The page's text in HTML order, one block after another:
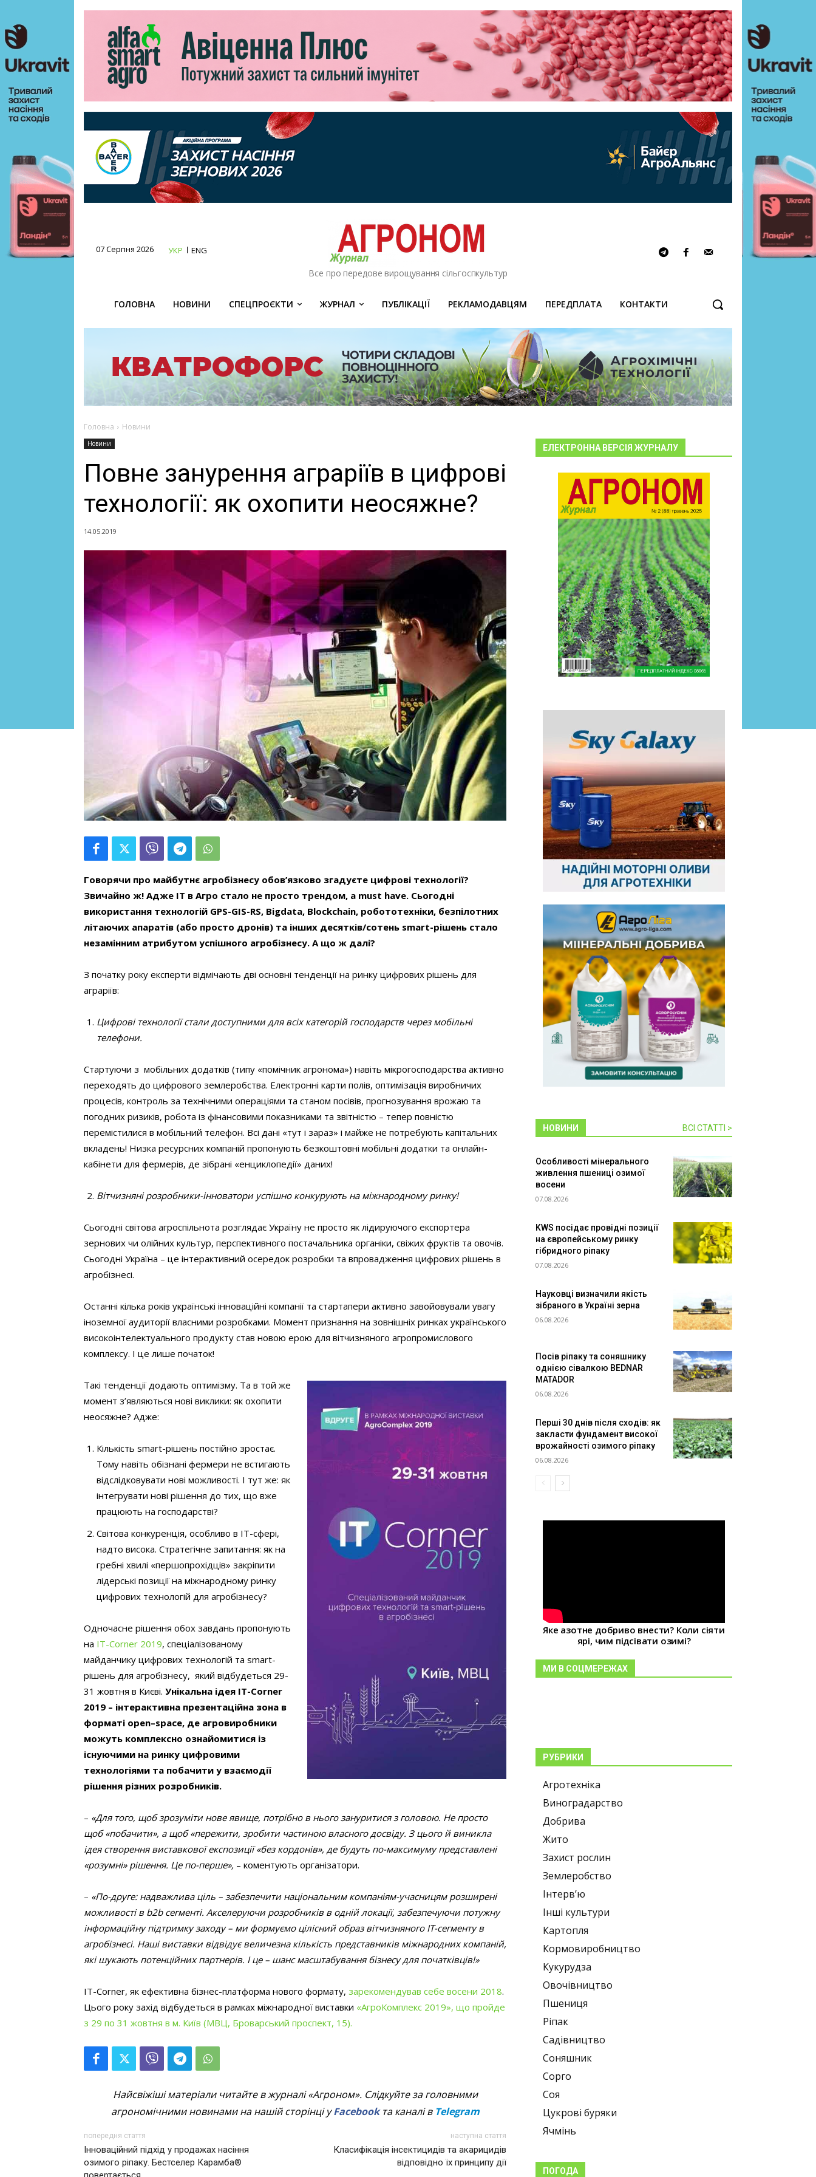
07 Серпня 2026 УКР ENG
Все про передове вирощування сільгоспкультур
ГОЛОВНА НОВИНИ СПЕЦПРОЄКТИ ЖУРНАЛ ПУБЛІКАЦІЇ РЕКЛАМОДАВЦЯМ ПЕРЕДПЛАТА КОНТАКТИ
Головна Новини
Новини
Повне занурення аграріїв в цифрові
технології: як охопити неосяжне?
14.05.2019
Говорячи про майбутнє агробізнесу обов’язково згадуєте цифрові технології?
Звичайно ж! Адже ІТ в Агро стало не просто трендом, а must have. Сьогодні
використання технологій GPS-GIS-RS, Bigdata, Blockchain, робототехніки, безпілотних
літаючих апаратів (або просто дронів) та інших десятків/сотень smart-рішень стало
незамінним атрибутом успішного агробізнесу. А що ж далі?
З початку року експерти відмічають дві основні тенденції на ринку цифрових рішень для
аграріїв:
Цифрові технології стали доступними для всіх категорій господарств через мобільні
телефони.
Стартуючи з мобільних додатків (типу «помічник агронома») навіть мікрогосподарства активно
переходять до цифрового землеробства. Електронні карти полів, оптимізація виробничих
процесів, контроль за технічними операціями та станом посівів, прогнозування врожаю та
погодних ризиків, робота із фінансовими показниками та звітністю – тепер повністю
перемістилися в мобільний телефон. Всі дані «тут і зараз» і майже не потребують капітальних
вкладень! Низка ресурсних компаній пропонують безкоштовні мобільні додатки та онлайн-
кабінети для фермерів, де зібрані «енциклопедії» даних!
Вітчизняні розробники-інноватори успішно конкурують на міжнародному ринку!
Сьогодні світова агроспільнота розглядає Україну не просто як лідируючого експортера
зернових чи олійних культур, перспективного постачальника органіки, свіжих фруктів та овочів.
Сьогодні Україна – це інтерактивний осередок розробки та впровадження цифрових рішень в
агробізнесі.
Останні кілька років українські інноваційні компанії та стартапери активно завойовували увагу
іноземної аудиторії власними розробками. Момент признання на зовнішніх ринках українського
високоінтелектуального продукту став новою ерою для вітчизняного агропромислового
комплексу. І це лише початок!
Такі тенденції додають оптимізму. Та в той же
момент з’являються нові виклики: як охопити
неосяжне? Адже:
Кількість smart-рішень постійно зростає.
Тому навіть обізнані фермери не встигають
відслідковувати нові можливості. І тут же: як
інтегрувати нові рішення до тих, що вже
працюють на господарстві?
Світова конкуренція, особливо в ІТ-сфері,
надто висока. Стратегічне запитання: як на
гребні хвилі «першопрохідців» закріпити
лідерські позиції на міжнародному ринку
цифрових технологій для агробізнесу?
Одночасне рішення обох завдань пропонують
на IT-Corner 2019, спеціалізованому
майданчику цифрових технологій та smart-
рішень для агробізнесу, який відбудеться 29-
31 жовтня в Києві. Унікальна ідея IT-Corner
2019 – інтерактивна презентаційна зона в
форматі open–space, де агровиробники
можуть комплексно ознайомитися із
існуючими на ринку цифровими
технологіями та побачити у взаємодії
рішення різних розробників.
– «Для того, щоб зрозуміти нове явище, потрібно в нього зануритися з головою. Не просто
щоб «побачити», а щоб «пережити, зробити частиною власного досвіду. З цього й виникла
ідея створення виставкової експозиції «без кордонів», де будуть по-максимуму представлені
«розумні» рішення. Це по-перше», – коментують організатори.
– «По-друге: надважлива ціль – забезпечити національним компаніям-учасницям розширені
можливості в b2bсегменті. Акселеруючи розробників в одній локації, забезпечуючи потужну
інформаційну підтримку заходу – ми формуємо цілісний образ вітчизняного ІТ-сегменту в
агробізнесі. Наші виставки відвідує величезна кількість представників міжнародних компаній,
які шукають потенційних партнерів. І це – шанс масштабування бізнесу для початківців!»
IT-Corner, як ефективна бізнес-платформа нового формату, зарекомендував себе восени 2018.
Цього року захід відбудеться в рамках міжнародної виставки «АгроКомплекс 2019», що пройде
з 29 по 31 жовтня в м. Київ (МВЦ, Броварський проспект, 15).
Найсвіжіші матеріали читайте в журналі «Агроном». Слідкуйте за головними
агрономічними новинами на нашій сторінці уFacebookта каналі в Telegram
попередня стаття
Інноваційний підхід у продажах насіння
озимого ріпаку. Бестселер Карамба®
наступна стаття
Класифікація інсектицидів та акарицидів
відповідно їх принципу дії
ЕЛЕКТРОННА ВЕРСІЯ ЖУРНАЛУ
НОВИНИ ВСІ СТАТТІ >
Особливості мінерального
живлення пшениці озимої
восени
07.08.2026
KWS посідає провідні позиції
на європейському ринку
гібридного ріпаку
07.08.2026
Науковці визначили якість
зібраного в Україні зерна
06.08.2026
Посів ріпаку та соняшнику
однією сівалкою BEDNAR
MATADOR
06.08.2026
Перші 30 днів після сходів: як
закласти фундамент високої
врожайності озимого ріпаку
06.08.2026
Яке азотне добриво внести? Коли сіяти
ярі, чим підсівати озимі?
МИ В СОЦМЕРЕЖАХ
РУБРИКИ
Агротехніка
Виноградарство
Добрива
Жито
Захист рослин
Землеробство
Інтерв’ю
Інші культури
Картопля
Кормовиробництво
Кукурудза
Овочівництво
Пшениця
Ріпак
Садівництво
Соняшник
Сорго
Соя
Цукрові буряки
Ячмінь
ПОГОДА